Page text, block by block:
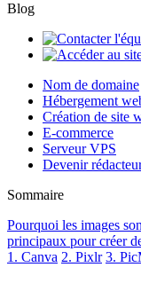
Blog
Nom de domaine
Hébergement
Création de site
E-commerce
Serveur VPS
Devenir
Sommaire
Pourquoi les images
principaux pour créer
1. Canva 2. Pixlr 3.